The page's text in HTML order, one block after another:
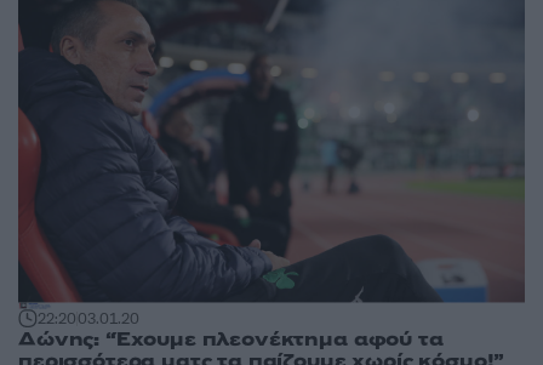
22:2003.01.20
Δώνης: “Έχουμε πλεονέκτημα αφού τα